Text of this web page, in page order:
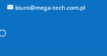
biuro@mega-tech.com.pl